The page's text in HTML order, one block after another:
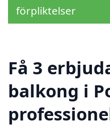
förpliktelser
Få 3
balkong i